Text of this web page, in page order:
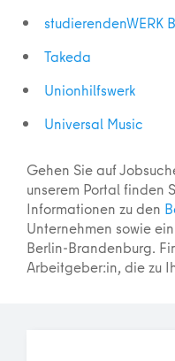
studierendenWERK
Takeda
Unionhilfswerk
Universal Music
Gehen Sie auf
unserem Portal finden
Informationen zu den
Unternehmen sowie ein
Berlin-Brandenburg.
Arbeitgeber:in, die zu